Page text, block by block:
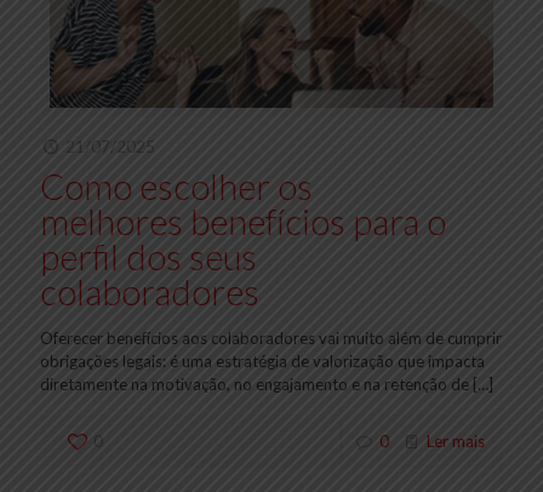
21/07/2025
Como escolher os
melhores benefícios para o
perfil dos seus
colaboradores
Oferecer benefícios aos colaboradores vai muito além de cumprir
obrigações legais: é uma estratégia de valorização que impacta
diretamente na motivação, no engajamento e na retenção de […]
0 0 Ler mais